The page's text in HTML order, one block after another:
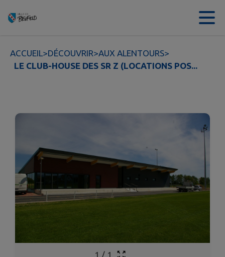
Contenu
ACCUEIL>DÉCOUVRIR>AUX ALENTOURS>
LE CLUB-HOUSE DES SR Z (LOCATIONS POS...
1 / 1